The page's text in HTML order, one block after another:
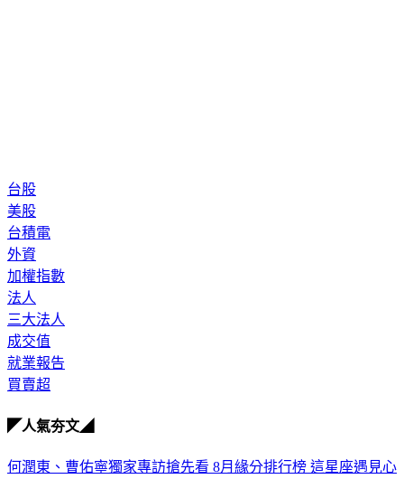
台股
美股
台積電
外資
加權指數
法人
三大法人
成交值
就業報告